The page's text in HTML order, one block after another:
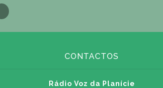
CONTACTOS
Rádio Voz da Planície